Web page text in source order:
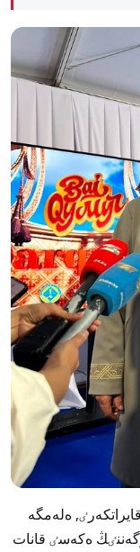
ەلەمگە
ەكەسٸ قانات